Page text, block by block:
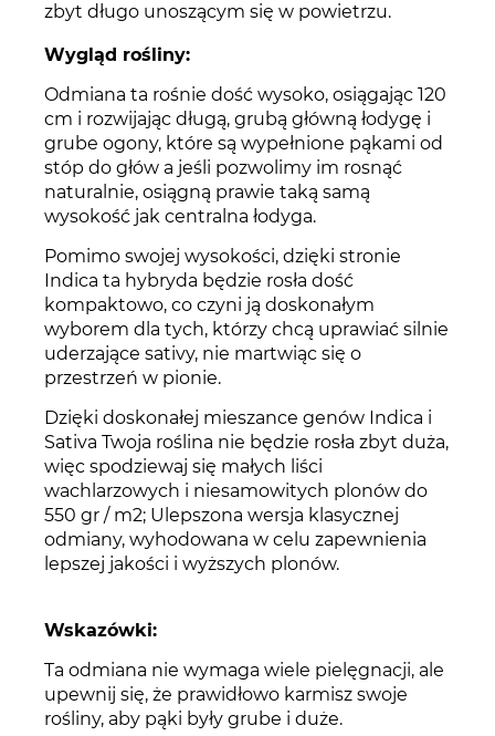
zbyt długo unoszącym się w powietrzu.
Wygląd rośliny:
Odmiana ta rośnie dość wysoko, osiągając 120
cm i rozwijając długą, grubą główną łodygę i
grube ogony, które są wypełnione pąkami od
stóp do głów a jeśli pozwolimy im rosnąć
naturalnie, osiągną prawie taką samą
wysokość jak centralna łodyga.
Pomimo swojej wysokości, dzięki stronie
Indica ta hybryda będzie rosła dość
kompaktowo, co czyni ją doskonałym
wyborem dla tych, którzy chcą uprawiać silnie
uderzające sativy, nie martwiąc się o
przestrzeń w pionie.
Dzięki doskonałej mieszance genów Indica i
Sativa Twoja roślina nie będzie rosła zbyt duża,
więc spodziewaj się małych liści
wachlarzowych i niesamowitych plonów do
550 gr / m2; Ulepszona wersja klasycznej
odmiany, wyhodowana w celu zapewnienia
lepszej jakości i wyższych plonów.
Wskazówki:
Ta odmiana nie wymaga wiele pielęgnacji, ale
upewnij się, że prawidłowo karmisz swoje
rośliny, aby pąki były grube i duże.